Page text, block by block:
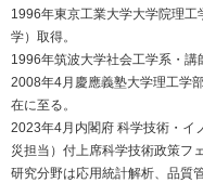
1996年東京工業大学大学院理
学）取得。
1996年筑波大学社会工学系・講
2008年4月慶應義塾大学理工学
在に至る。
2023年4月内閣府 科学技術・イ
災担当）付上席科学技術政策フ
研究分野は応用統計解析、品質